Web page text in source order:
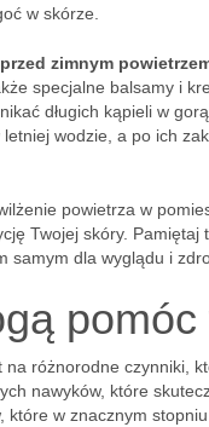
w skórze.
zimnym
specjalne balsamy i
długich kąpieli w
wodzie, a po ich
powietrza w
Twojej skóry.
dla wyglądu i
różnorodne czynniki,
nawyków, które
w znacznym